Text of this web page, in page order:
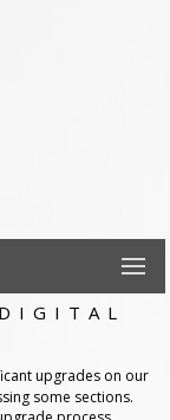
upgrades on our
some sections.